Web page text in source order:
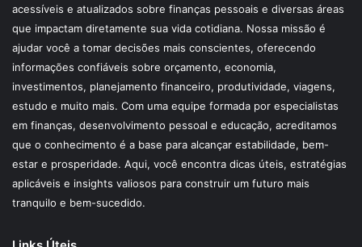
acessíveis e atualizados sobre finanças pessoais e diversas áreas
que impactam diretamente sua vida cotidiana. Nossa missão é
ajudar você a tomar decisões mais conscientes, oferecendo
informações confiáveis sobre orçamento, economia,
investimentos, planejamento financeiro, produtividade, viagens,
estudo e muito mais. Com uma equipe formada por especialistas
em finanças, desenvolvimento pessoal e educação, acreditamos
que o conhecimento é a base para alcançar estabilidade, bem-
estar e prosperidade. Aqui, você encontra dicas úteis, estratégias
aplicáveis e insights valiosos para construir um futuro mais
tranquilo e bem-sucedido.